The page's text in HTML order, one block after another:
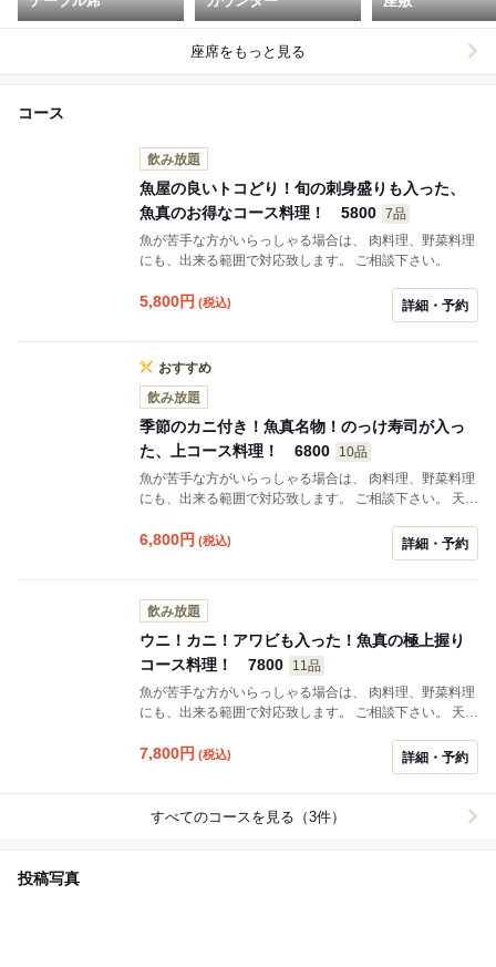
座席をもっと見る
コース
飲み放題
魚屋の良いトコどり！旬の刺身盛りも入った、
魚真のお得なコース料理！ 5800 7品
魚が苦手な方がいらっしゃる場合は、 肉料理、野菜料理
にも、出来る範囲で対応致します。 ご相談下さい。
5,800円 (税込) 詳細・予約
おすすめ
飲み放題
季節のカニ付き！魚真名物！のっけ寿司が入っ
た、上コース料理！ 6800
10品
魚が苦手な方がいらっしゃる場合は、 肉料理、野菜料理
にも、出来る範囲で対応致します。 ご相談下さい。 天候
ます。
6,800円 (税込) 詳細・予約
飲み放題
ウニ！カニ！アワビも入った！魚真の極上握り
コース料理！ 7800
11品
魚が苦手な方がいらっしゃる場合は、 肉料理、野菜料理
にも、出来る範囲で対応致します。 ご相談下さい。 天候
ます。
7,800円 (税込) 詳細・予約
すべてのコースを見る（3件）
投稿写真